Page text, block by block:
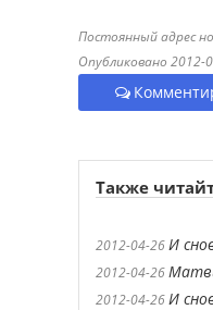
Постоянный адрес
Опубликовано 2012-
Также
2012-04-26И
2012-04-26
2012-04-26И